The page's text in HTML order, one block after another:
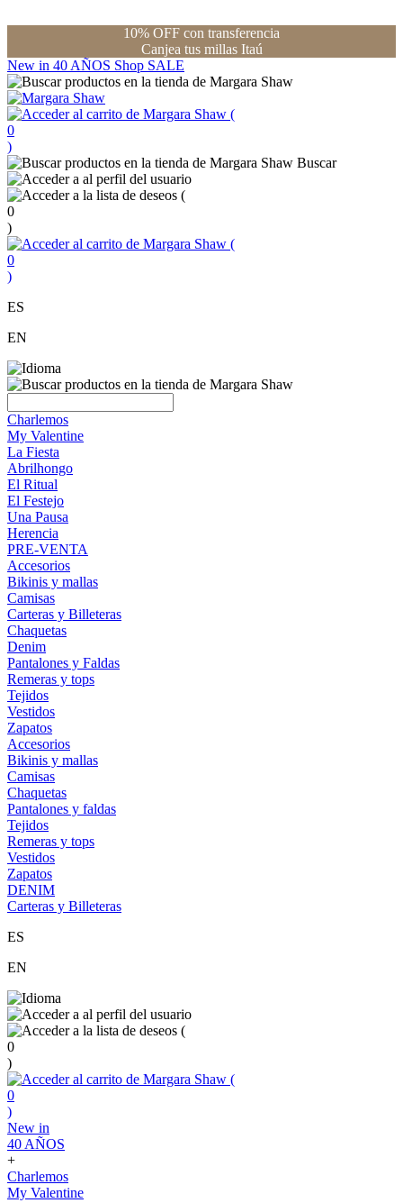
10% OFF con transferencia
Canjea tus millas Itaú
New in 40 AÑOS Shop SALE
(
0
)
Buscar
(
0
)
(
0
)
ES
EN
Charlemos
My Valentine
La Fiesta
Abrilhongo
El Ritual
El Festejo
Una Pausa
Herencia
PRE-VENTA
Accesorios
Bikinis y mallas
Camisas
Carteras y Billeteras
Chaquetas
Denim
Pantalones y Faldas
Remeras y tops
Tejidos
Vestidos
Zapatos
Accesorios
Bikinis y mallas
Camisas
Chaquetas
Pantalones y faldas
Tejidos
Remeras y tops
Vestidos
Zapatos
DENIM
Carteras y Billeteras
ES
EN
(
0
)
(
0
)
New in
40 AÑOS
+
Charlemos
My Valentine